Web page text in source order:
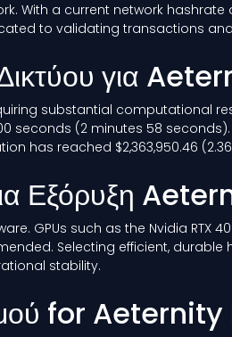
a current network hashrate
to validating transactions
για
substantial computational
seconds (2 minutes 58
has reached $2,363,950.46 (2.36
Εξόρυξη
such as the Nvidia RTX
Selecting efficient,
stability.
for